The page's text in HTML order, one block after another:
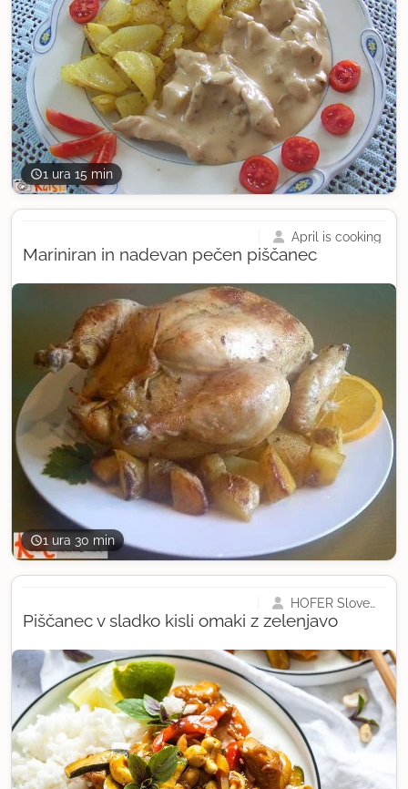
1 ura 15 min
1 ura 30 min
Mariniran in nadevan pečen piščanec
April is cooking
Piščanec v sladko kisli omaki z zelenjavo
HOFER Slovenija